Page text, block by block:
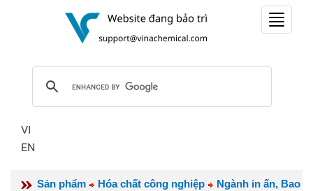
Toggle
VI
EN
Sản phẩm Hóa chất công nghiệp
Ngành in ấn, Bao